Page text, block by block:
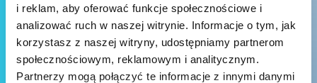
i reklam, aby oferować funkcje społecznościowe i
analizować ruch w naszej witrynie. Informacje o tym, jak
korzystasz z naszej witryny, udostępniamy partnerom
społecznościowym, reklamowym i analitycznym.
Partnerzy mogą połączyć te informacje z innymi danymi